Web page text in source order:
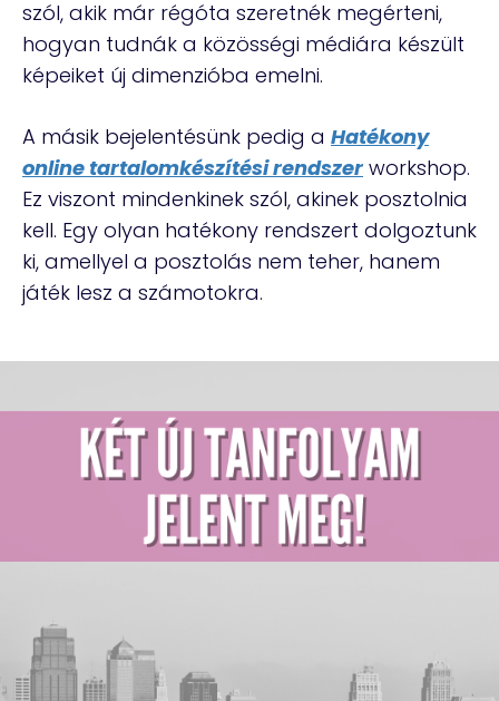
szól, akik már régóta szeretnék megérteni,
hogyan tudnák a közösségi médiára készült
képeiket új dimenzióba emelni.
A másik bejelentésünk pedig a Hatékony
online tartalomkészítési rendszer workshop.
Ez viszont mindenkinek szól, akinek posztolnia
kell. Egy olyan hatékony rendszert dolgoztunk
ki, amellyel a posztolás nem teher, hanem
játék lesz a számotokra.